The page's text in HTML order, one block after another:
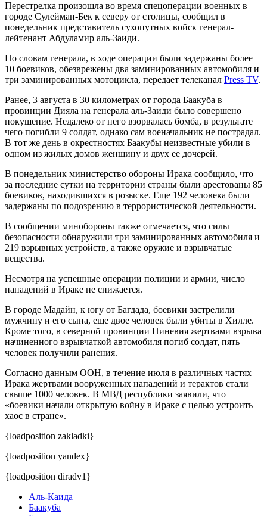
Перестрелка произошла во время спецоперации военных в
городе Сулейман-Бек к северу от столицы, сообщил в
понедельник представитель сухопутных войск генерал-
лейтенант Абдуламир аль-Заиди.
По словам генерала, в ходе операции были задержаны более
10 боевиков, обезврежены два заминированных автомобиля и
три заминированных мотоцикла, передает телеканал Press TV.
Ранее, 3 августа в 30 километрах от города Баакуба в
провинции Дияла на генерала аль-Заиди было совершено
покушение. Недалеко от него взорвалась бомба, в результате
чего погибли 9 солдат, однако сам военачальник не пострадал.
В тот же день в окрестностях Баакубы неизвестные убили в
одном из жилых домов женщину и двух ее дочерей.
В понедельник министерство обороны Ирака сообщило, что
за последние сутки на территории страны были арестованы 85
боевиков, находившихся в розыске. Еще 192 человека были
задержаны по подозрению в террористической деятельности.
В сообщении минобороны также отмечается, что силы
безопасности обнаружили три заминированных автомобиля и
219 взрывных устройств, а также оружие и взрывчатые
вещества.
Несмотря на успешные операции полиции и армии, число
нападений в Ираке не снижается.
В городе Мадайн, к югу от Багдада, боевики застрелили
мужчину и его сына, еще двое человек были убиты в Хилле.
Кроме того, в северной провинции Ниневия жертвами взрыва
начиненного взрывчаткой автомобиля погиб солдат, пять
человек получили ранения.
Согласно данным ООН, в течение июля в различных частях
Ирака жертвами вооруженных нападений и терактов стали
свыше 1000 человек. В МВД республики заявили, что
«боевики начали открытую войну в Ираке с целью устроить
хаос в стране».
{loadposition zakladki}
{loadposition yandex}
{loadposition diradv1}
Аль-Каида
Баакуба